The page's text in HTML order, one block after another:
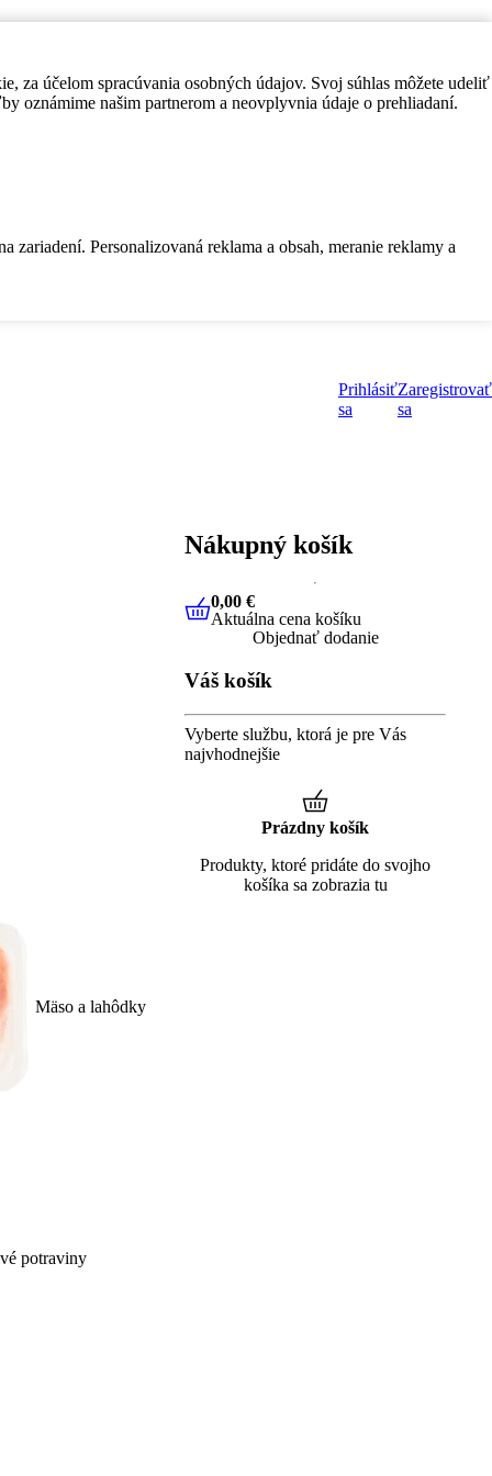
za účelom spracúvania osobných údajov. Svoj súhlas môžete udeliť
oznámime našim partnerom a neovplyvnia údaje o prehliadaní.
Personalizovaná reklama a obsah, meranie reklamy a
Prihlásiť
sa
Zaregistrovať
sa
Mäso a lahôdky
potraviny
Nákupný košík
0,00 €Aktuálna cena košíku
0,00 €
Aktuálna cena košíku
Objednať dodanie
Váš košík
Vyberte službu, ktorá je pre Vás
najvhodnejšie
Prázdny košík
Produkty, ktoré pridáte do svojho
košíka sa zobrazia tu